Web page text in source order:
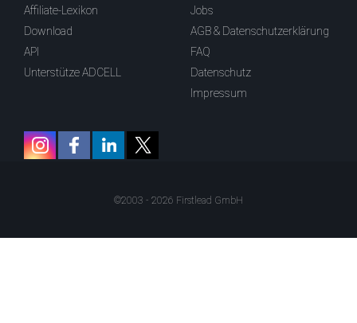
Affiliate-Lexikon
Download
API
Unterstütze ADCELL
Jobs
AGB & Datenschutzerklärung
FAQ
Datenschutz
Impressum
©2003 - 2026 Firstlead GmbH